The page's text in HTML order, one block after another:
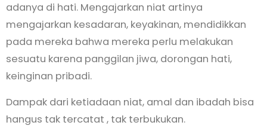
adanya di hati. Mengajarkan niat artinya
mengajarkan kesadaran, keyakinan, mendidikkan
pada mereka bahwa mereka perlu melakukan
sesuatu karena panggilan jiwa, dorongan hati,
keinginan pribadi.
Dampak dari ketiadaan niat, amal dan ibadah bisa
hangus tak tercatat , tak terbukukan.